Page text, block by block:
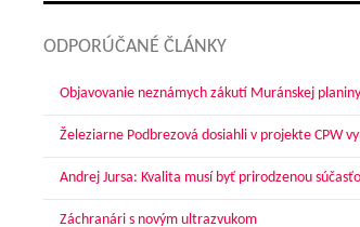
ODPORÚČANÉ ČLÁNKY
Objavovanie neznámych zákutí Muránskej planiny
Železiarne Podbrezová dosiahli v projekte CPW
Andrej Jursa: Kvalita musí byť prirodzenou
Záchranári s novým ultrazvukom